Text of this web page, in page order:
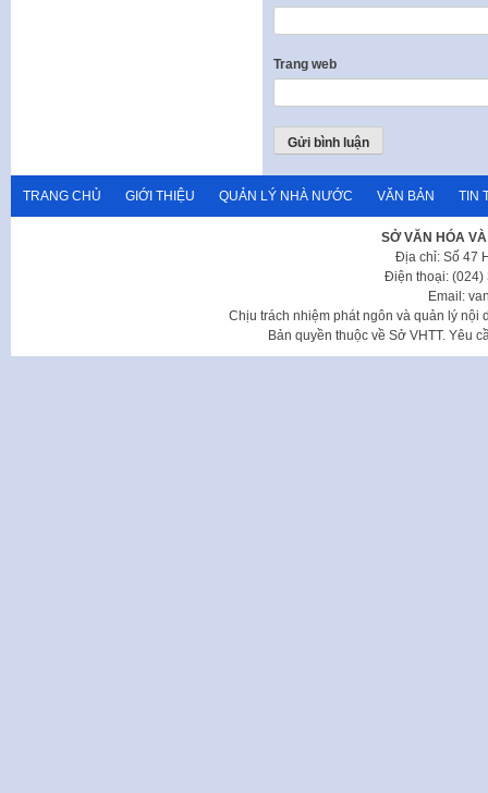
Trang web
TRANG CHỦ GIỚI THIỆU QUẢN LÝ NHÀ NƯỚC VĂN BẢN TIN
SỞ VĂN HÓA
Địa chỉ: Số 47
Điện thoại: (024)
Email:
Chịu trách nhiệm phát ngôn và quản lý nội
Bản quyền thuộc về Sở VHTT. Yêu